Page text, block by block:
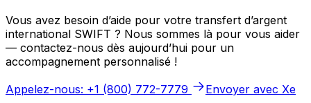
Vous avez besoin d’aide pour votre transfert d’argent
international SWIFT ? Nous sommes là pour vous aider
— contactez-nous dès aujourd’hui pour un
accompagnement personnalisé !
Appelez-nous: +1 (800) 772-7779
Envoyer avec Xe